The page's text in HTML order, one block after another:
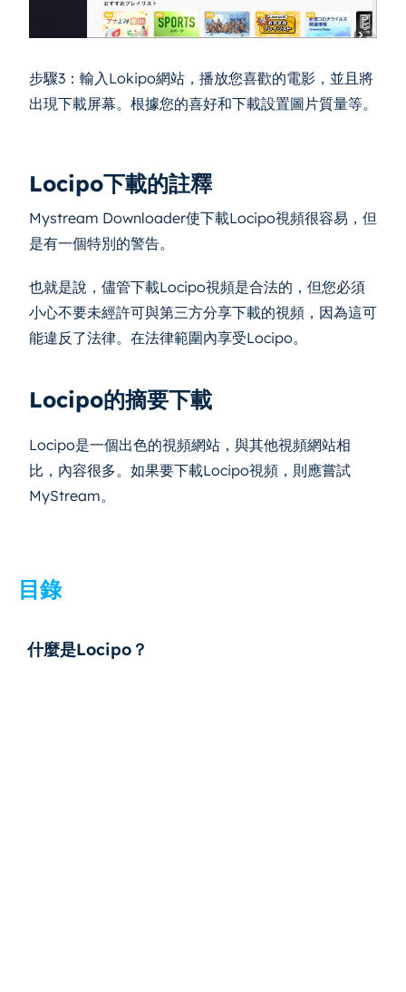
步驟3：輸入Lokipo網站，播放您喜歡的電影，並且將
出現下載屏幕。根據您的喜好和下載設置圖片質量等。
Locipo下載的註釋
Mystream Downloader使下載Locipo視頻很容易，但
是有一個特別的警告。
也就是說，儘管下載Locipo視頻是合法的，但您必須
小心不要未經許可與第三方分享下載的視頻，因為這可
能違反了法律。在法律範圍內享受Locipo。
Locipo的摘要下載
Locipo是一個出色的視頻網站，與其他視頻網站相
比，內容很多。如果要下載Locipo視頻，則應嘗試
MyStream。
目錄
什麼是Locipo？